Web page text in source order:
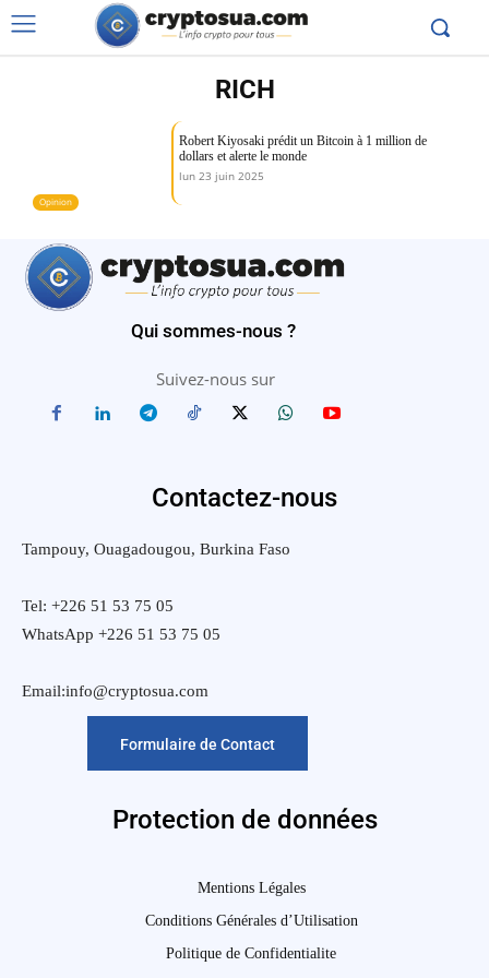
RICH
Opinion
Robert Kiyosaki prédit un Bitcoin à 1 million de
dollars et alerte le monde
lun 23 juin 2025
Qui sommes-nous ?
Suivez-nous sur
Contactez-nous
Tampouy, Ouagadougou, Burkina Faso
Tel: +226 51 53 75 05
WhatsApp +226 51 53 75 05
Email:info@cryptosua.com
Formulaire de Contact
Protection de données
Mentions Légales
Conditions Générales d’Utilisation
Politique de Confidentialite